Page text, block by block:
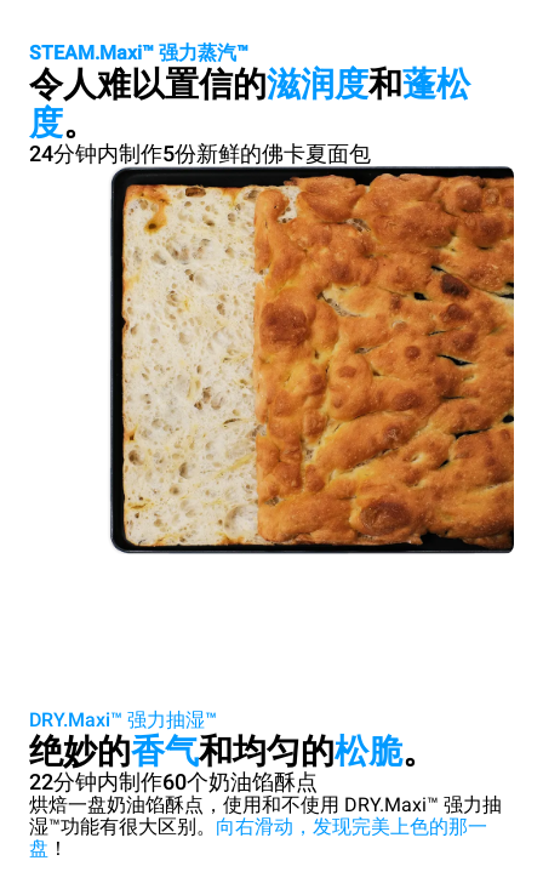
STEAM.Maxi™ 强力蒸汽™
令人难以置信的滋润度和蓬松
度。
24分钟内制作5份新鲜的佛卡夏面包
DRY.Maxi™ 强力抽湿™
绝妙的香气和均匀的松脆。
22分钟内制作60个奶油馅酥点
烘焙一盘奶油馅酥点，使用和不使用 DRY.Maxi™ 强力抽
湿™功能有很大区别。 向右滑动，发现完美上色的那一
盘 ！